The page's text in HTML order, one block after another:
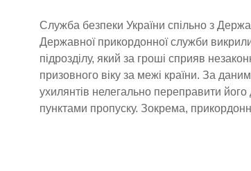
Служба безпеки України спільно з
Державної прикордонної служби
підрозділу, який за гроші сприяв
призовного віку за межі країни. За
ухилянтів нелегально переправити
пунктами пропуску. Зокрема,